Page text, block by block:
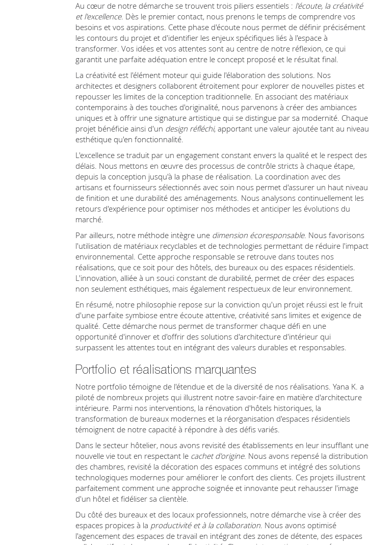
Au cœur de notre démarche se trouvent trois piliers essentiels : l'écoute, la créativité
et l'excellence. Dès le premier contact, nous prenons le temps de comprendre vos
besoins et vos aspirations. Cette phase d'écoute nous permet de définir précisément
les contours du projet et d'identifier les enjeux spécifiques liés à l'espace à
transformer. Vos idées et vos attentes sont au centre de notre réflexion, ce qui
garantit une parfaite adéquation entre le concept proposé et le résultat final.
La créativité est l'élément moteur qui guide l'élaboration des solutions. Nos
architectes et designers collaborent étroitement pour explorer de nouvelles pistes et
repousser les limites de la conception traditionnelle. En associant des matériaux
contemporains à des touches d'originalité, nous parvenons à créer des ambiances
uniques et à offrir une signature artistique qui se distingue par sa modernité. Chaque
projet bénéficie ainsi d'un design réfléchi, apportant une valeur ajoutée tant au niveau
esthétique qu'en fonctionnalité.
L'excellence se traduit par un engagement constant envers la qualité et le respect des
délais. Nous mettons en œuvre des processus de contrôle stricts à chaque étape,
depuis la conception jusqu'à la phase de réalisation. La coordination avec des
artisans et fournisseurs sélectionnés avec soin nous permet d'assurer un haut niveau
de finition et une durabilité des aménagements. Nous analysons continuellement les
retours d'expérience pour optimiser nos méthodes et anticiper les évolutions du
marché.
Par ailleurs, notre méthode intègre une dimension écoresponsable. Nous favorisons
l'utilisation de matériaux recyclables et de technologies permettant de réduire l'impact
environnemental. Cette approche responsable se retrouve dans toutes nos
réalisations, que ce soit pour des hôtels, des bureaux ou des espaces résidentiels.
L'innovation, alliée à un souci constant de durabilité, permet de créer des espaces
non seulement esthétiques, mais également respectueux de leur environnement.
En résumé, notre philosophie repose sur la conviction qu'un projet réussi est le fruit
d'une parfaite symbiose entre écoute attentive, créativité sans limites et exigence de
qualité. Cette démarche nous permet de transformer chaque défi en une
opportunité d'innover et d'offrir des solutions d'architecture d'intérieur qui
surpassent les attentes tout en intégrant des valeurs durables et responsables.
Portfolio et réalisations marquantes
Notre portfolio témoigne de l'étendue et de la diversité de nos réalisations. Yana K. a
piloté de nombreux projets qui illustrent notre savoir-faire en matière d'architecture
intérieure. Parmi nos interventions, la rénovation d'hôtels historiques, la
transformation de bureaux modernes et la réorganisation d'espaces résidentiels
témoignent de notre capacité à répondre à des défis variés.
Dans le secteur hôtelier, nous avons revisité des établissements en leur insufflant une
nouvelle vie tout en respectant le cachet d'origine. Nous avons repensé la distribution
des chambres, revisité la décoration des espaces communs et intégré des solutions
technologiques modernes pour améliorer le confort des clients. Ces projets illustrent
parfaitement comment une approche soignée et innovante peut rehausser l'image
d'un hôtel et fidéliser sa clientèle.
Du côté des bureaux et des locaux professionnels, notre démarche vise à créer des
espaces propices à la productivité et à la collaboration. Nous avons optimisé
l'agencement des espaces de travail en intégrant des zones de détente, des espaces